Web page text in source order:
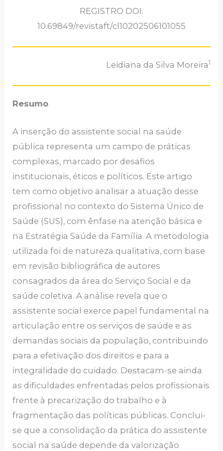
REGISTRO DOI:
10.69849/revistaft/cl10202506101055
Leidiana da Silva Moreira1
Resumo
A inserção do assistente social na saúde
pública representa um campo de práticas
complexas, marcado por desafios
institucionais, éticos e políticos. Este artigo
tem como objetivo analisar a atuação desse
profissional no contexto do Sistema Único de
Saúde (SUS), com ênfase na atenção básica e
na Estratégia Saúde da Família. A metodologia
utilizada foi de natureza qualitativa, com base
em revisão bibliográfica de autores
consagrados da área do Serviço Social e da
saúde coletiva. A análise revela que o
assistente social exerce papel fundamental na
articulação entre os serviços de saúde e as
demandas sociais da população, contribuindo
para a efetivação dos direitos e para a
integralidade do cuidado. Destacam-se ainda
as dificuldades enfrentadas pelos profissionais
frente à precarização do trabalho e à
fragmentação das políticas públicas. Conclui-
se que a consolidação da prática do assistente
social na saúde depende da valorização